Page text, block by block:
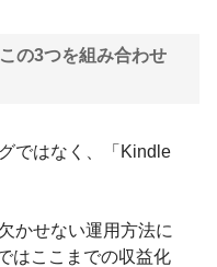
の3つを組み合わせ
ではなく、「Kindle
かせない運用方法に
はここまでの収益化